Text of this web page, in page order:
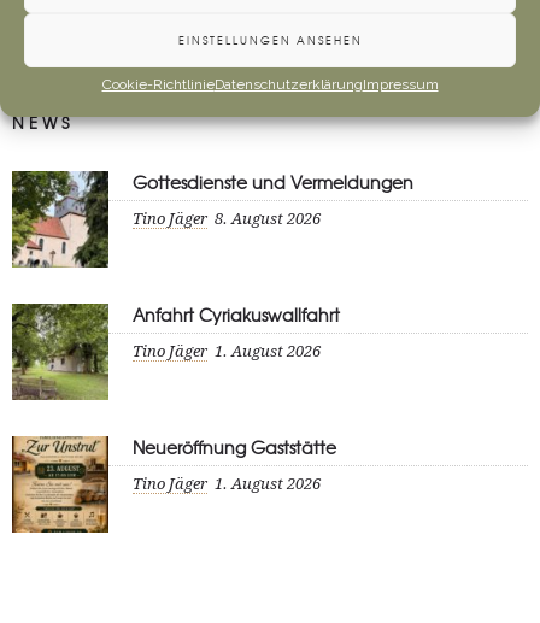
EINSTELLUNGEN ANSEHEN
Cookie-RichtlinieDatenschutzerklärungImpressum
NEWS
Gottesdienste und Vermeldungen
Tino Jäger 8. August 2026
Anfahrt Cyriakuswallfahrt
Tino Jäger 1. August 2026
Neueröffnung Gaststätte
Tino Jäger 1. August 2026